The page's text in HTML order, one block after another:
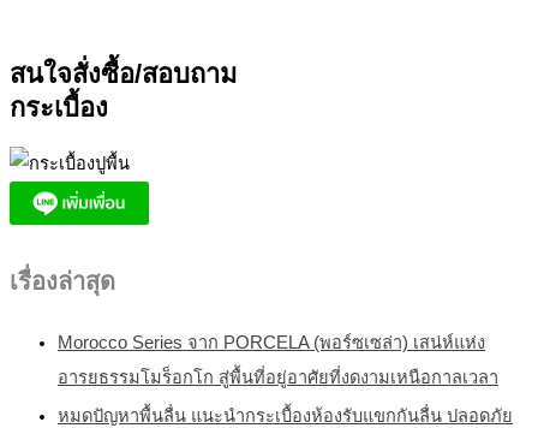
สนใจสั่งซื้อ/สอบถาม
กระเบื้อง
เรื่องล่าสุด
Morocco Series จาก PORCELA (พอร์ซเซล่า) เสน่ห์แห่ง
อารยธรรมโมร็อกโก สู่พื้นที่อยู่อาศัยที่งดงามเหนือกาลเวลา
หมดปัญหาพื้นลื่น แนะนำกระเบื้องห้องรับแขกกันลื่น ปลอดภัย